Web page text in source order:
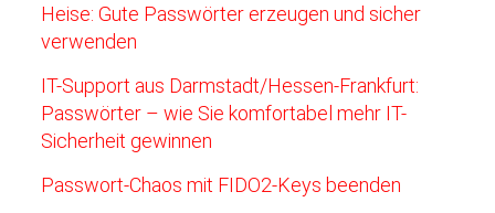
Heise: Gute Passwörter erzeugen und sicher
verwenden
IT-Support aus Darmstadt/Hessen-Frankfurt:
Passwörter – wie Sie komfortabel mehr IT-
Sicherheit gewinnen
Passwort-Chaos mit FIDO2-Keys beenden